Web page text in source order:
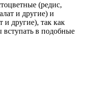
(редис,
и другие) и
и другие), так как
в подобные